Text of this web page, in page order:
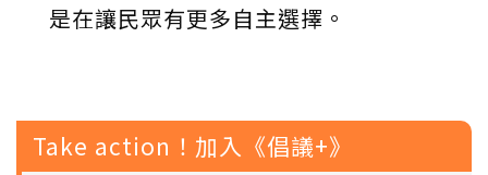
是在讓民眾有更多自主選擇。
Take action！加入《倡議+》